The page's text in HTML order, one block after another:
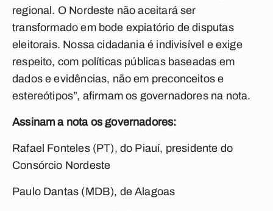
regional. O Nordeste não aceitará ser
transformado em bode expiatório de disputas
eleitorais. Nossa cidadania é indivisível e exige
respeito, com políticas públicas baseadas em
dados e evidências, não em preconceitos e
estereótipos”, afirmam os governadores na nota.
Assinam a nota os governadores:
Rafael Fonteles (PT), do Piauí, presidente do
Consórcio Nordeste
Paulo Dantas (MDB), de Alagoas